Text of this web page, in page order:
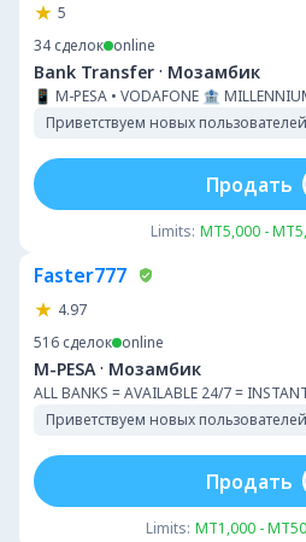
5
34 сделок online
Bank Transfer · Мозамбик
📱 M-PESA • VODAFONE 🏦
Приветствуем новых пользователей
Limits: MT5,000 -
Продать
Faster777
4.97
516 сделок online
M-PESA · Мозамбик
ALL BANKS = AVAILABLE 24/7 =
Приветствуем новых пользователей
Limits: MT1,000 -
Продать